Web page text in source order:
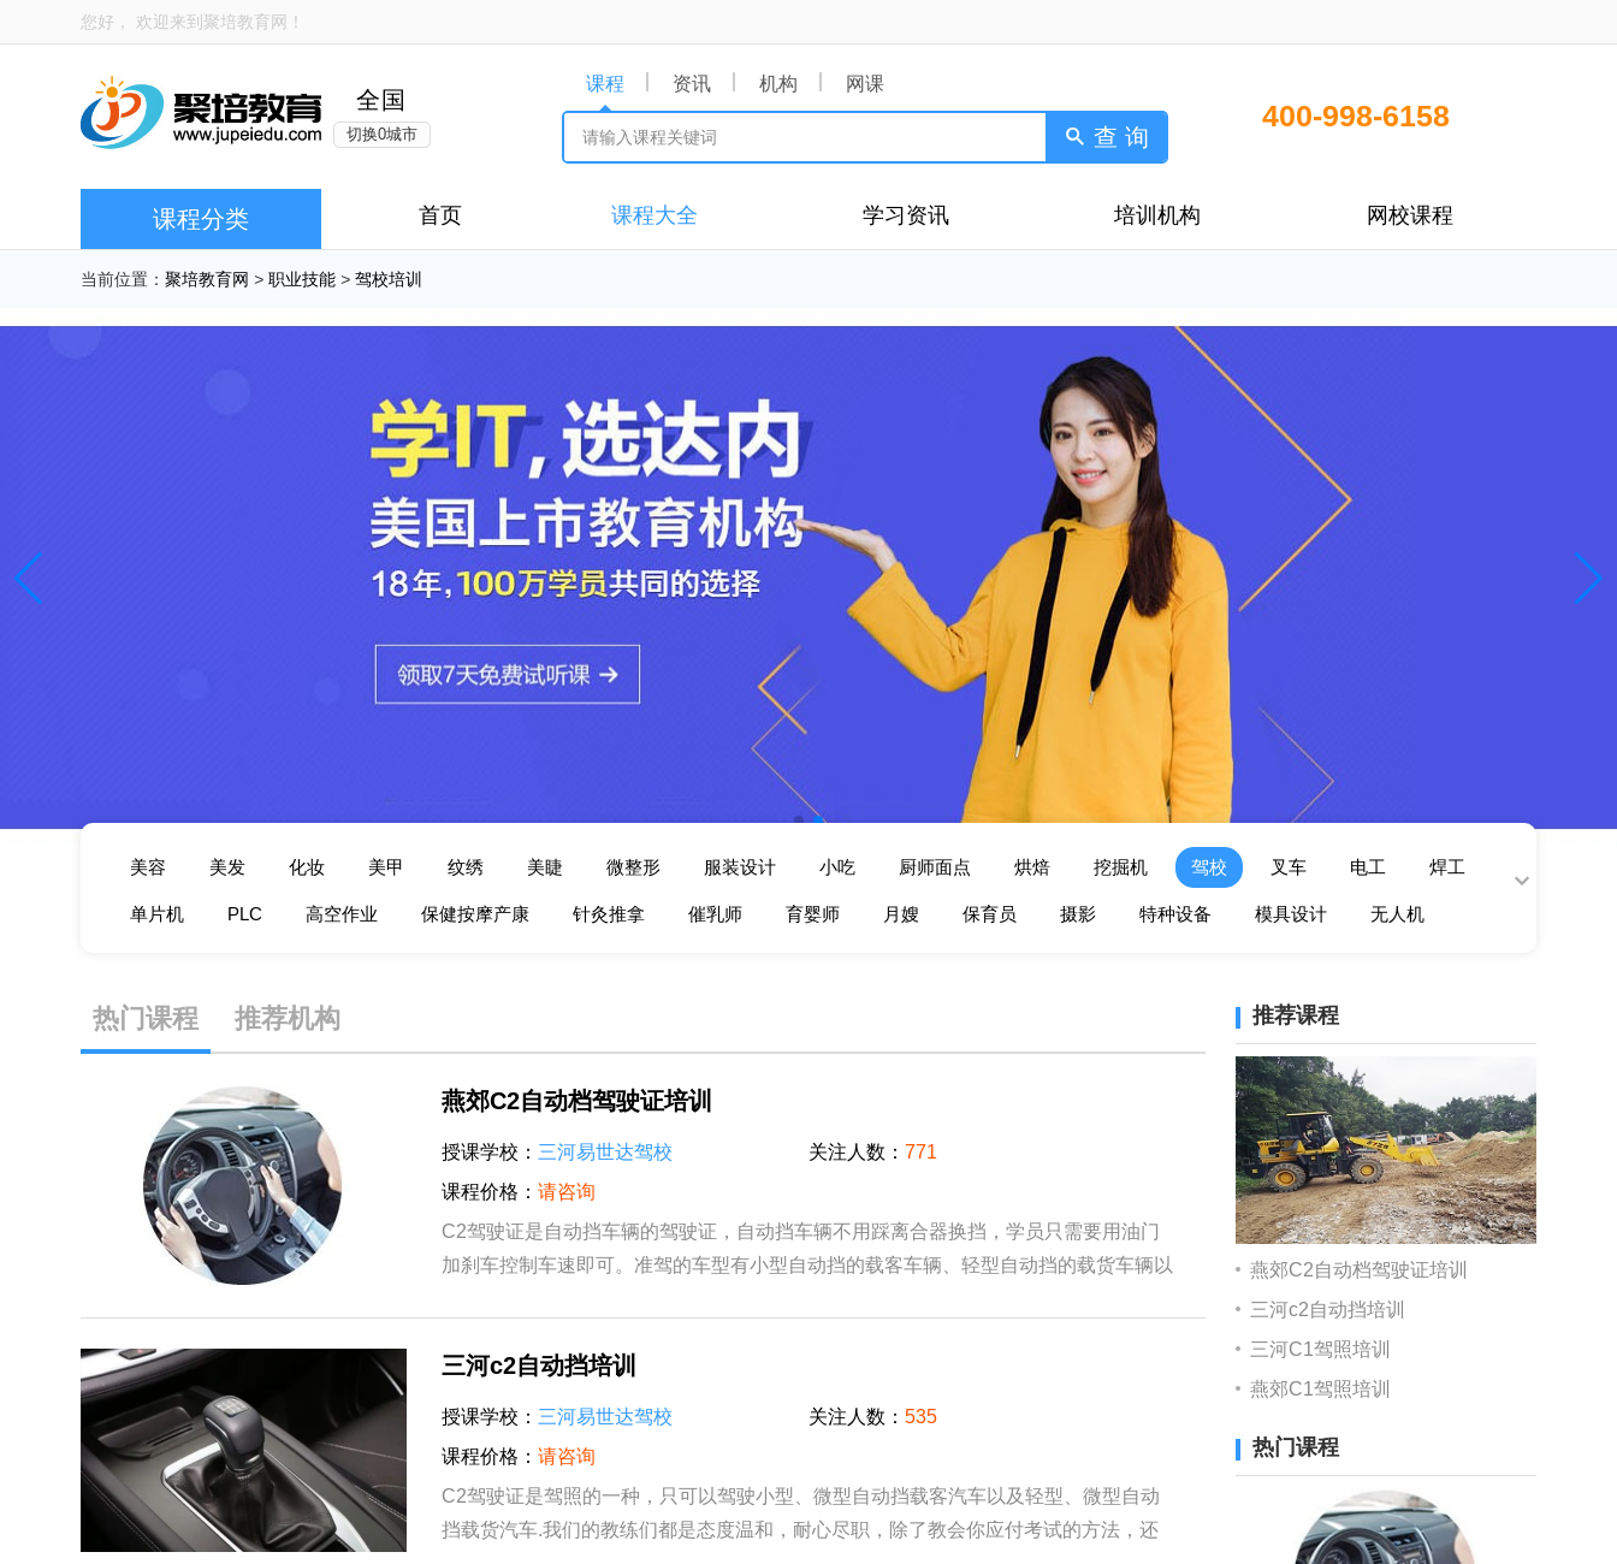
您好， 欢迎来到 聚培教育网 ！
全国
切换0城市
课程 资讯 机构 网课
查 询
400-998-6158
课程分类 首页 课程大全 学习资讯 培训机构 网校课程
当前位置： 聚培教育网 > 职业技能 > 驾校培训
美容 美发 化妆 美甲 纹绣 美睫 微整形 服装设计 小吃 厨师面点 烘焙 挖掘机 驾校 叉车 电工 焊工
单片机 PLC 高空作业 保健按摩产康 针灸推拿 催乳师 育婴师 月嫂 保育员 摄影 特种设备 模具设计 无人机
热门课程 推荐机构
燕郊C2自动档驾驶证培训
授课学校： 三河易世达驾校 关注人数： 771
课程价格： 请咨询
C2驾驶证是自动挡车辆的驾驶证，自动挡车辆不用踩离合器换挡，学员只需要用油门
加刹车控制车速即可。准驾的车型有小型自动挡的载客车辆、轻型自动挡的载货车辆以
三河c2自动挡培训
授课学校： 三河易世达驾校 关注人数： 535
课程价格： 请咨询
C2驾驶证是驾照的一种，只可以驾驶小型、微型自动挡载客汽车以及轻型、微型自动
挡载货汽车.我们的教练们都是态度温和，耐心尽职，除了教会你应付考试的方法，还
推荐课程
燕郊C2自动档驾驶证培训
三河c2自动挡培训
三河C1驾照培训
燕郊C1驾照培训
热门课程